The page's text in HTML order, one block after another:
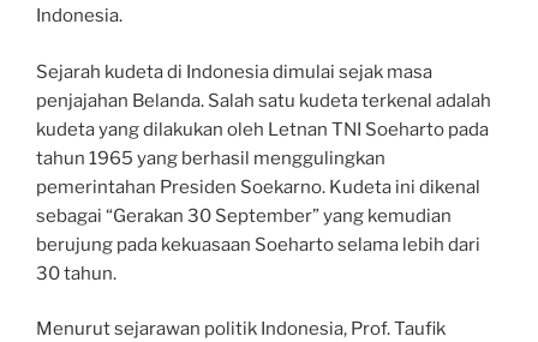
Indonesia.
Sejarah kudeta di Indonesia dimulai sejak masa
penjajahan Belanda. Salah satu kudeta terkenal adalah
kudeta yang dilakukan oleh Letnan TNI Soeharto pada
tahun 1965 yang berhasil menggulingkan
pemerintahan Presiden Soekarno. Kudeta ini dikenal
sebagai “Gerakan 30 September” yang kemudian
berujung pada kekuasaan Soeharto selama lebih dari
30 tahun.
Menurut sejarawan politik Indonesia, Prof. Taufik